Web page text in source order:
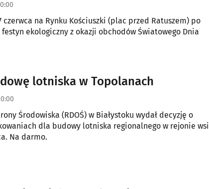
czerwca na Rynku Kościuszki (plac przed Ratuszem) po
ekologiczny z okazji obchodów Światowego Dnia
lotniska w Topolanach
Środowiska (RDOŚ) w Białystoku wydał decyzję o
dla budowy lotniska regionalnego w rejonie wsi
Na darmo.